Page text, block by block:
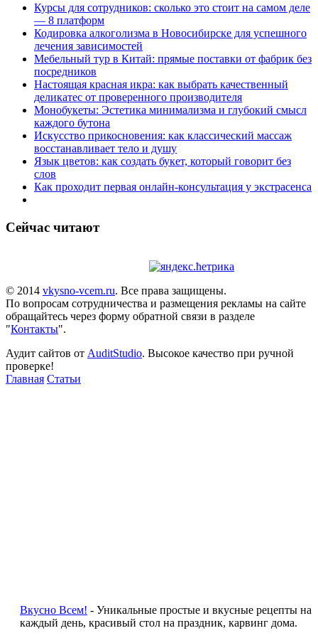
Курсы для сотрудников: сколько это стоит на самом деле
— 8 платформ
Кодировка алкоголизма в Новосибирске для успешного
лечения зависимостей
Мебельный тур в Китай: прямые поставки от фабрик без
посредников
Настоящая красная икра: как выбрать качественный
деликатес от проверенного производителя
Монобукеты: Эстетика минимализма и глубокий смысл
каждого бутона
Искусство прикосновения: как классический массаж
восстанавливает тело и душу
Язык цветов: как создать букет, который говорит без
слов
Как проходит первая онлайн-консультация у экстрасенса
Сейчас читают
© 2014 vkysno-vcem.ru. Все права защищены.
По вопросам сотрудничества и размещения рекламы на сайте
обращайтесь через форму обратной связи в разделе
"Контакты".
Аудит сайтов от AuditStudio. Высокое качество при ручной
проверке!
Главная Статьи
Вкусно Всем! - Уникальные простые и вкусные рецепты на
каждый день, красивый стол на праздник, карвинг дома.